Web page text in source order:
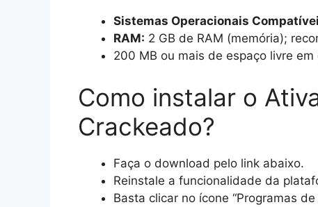
Sistemas Operacionais
RAM: 2 GB de RAM (memória);
200 MB ou mais de espaço livre
Como instalar o
Crackeado?
Faça o download pelo link abaixo.
Reinstale a funcionalidade da
Basta clicar no ícone “Programas